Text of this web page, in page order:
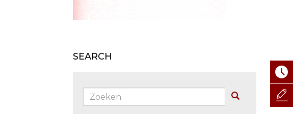
SEARCH
Zoeken: